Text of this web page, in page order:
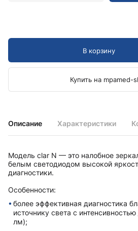
Описание Характеристики
Модель clar N — это налобное
белым светодиодом высокой
диагностики.
Особенности:
более эффективная диагностика
источнику света с
лм);
В корзину
Купить на mpamed-